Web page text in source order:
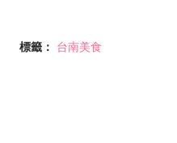
標籤： 台南美食